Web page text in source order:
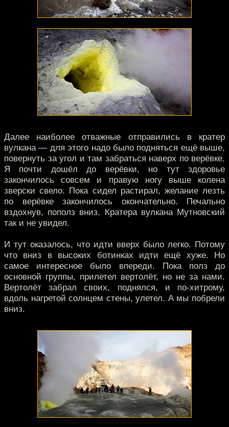
Далее наиболее отважные отправились в кратер
вулкана — для этого надо было подняться ещё выше,
повернуть за угол и там забраться наверх по верёвке.
Я почти дошёл до верёвки, но тут здоровье
закончилось совсем и правую ногу выше колена
зверски свело. Пока сидел растирал, желание лезть
по верёвке закончилось окончательно. Печально
вздохнув, пополз вниз. Кратера вулкана Мутновский
так и не увидел.
И тут оказалось, что идти вверх было легко. Потому
что вниз в высоких ботинках идти ещё хуже. Но
самое интересное было впереди. Пока полз до
основной группы, прилетел вертолёт, но не за нами.
Вертолёт забрал своих, поднялся, и по-хитрому,
вдоль нагретой солнцем стены, улетел. А мы побрели
вниз.